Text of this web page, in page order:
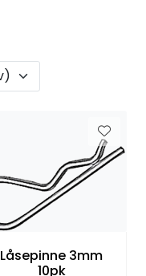
Låsepinne 3mm
10pk